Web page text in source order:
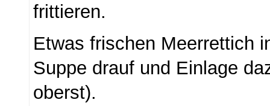
frittieren.
Etwas frischen Meerrettich
Suppe drauf und Einlage
oberst).